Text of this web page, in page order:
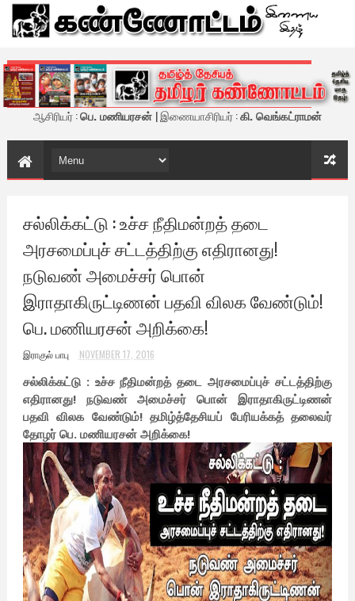
கண்ணோட்டம் - இணைய இதழ்
ஆசிரியர் :பெ. மணியரசன் | இணையாசிரியர் :கி. வெங்கட்ராமன்
சல்லிக்கட்டு : உச்ச நீதிமன்றத் தடை
அரசமைப்புச் சட்டத்திற்கு எதிரானது!
நடுவண் அமைச்சர் பொன்
இராதாகிருட்டிணன் பதவி விலக வேண்டும்!
பெ. மணியரசன் அறிக்கை!
இராகுல் பாபு NOVEMBER 17, 2016
சல்லிக்கட்டு : உச்ச நீதிமன்றத் தடை அரசமைப்புச் சட்டத்திற்கு
எதிரானது! நடுவண் அமைச்சர் பொன் இராதாகிருட்டிணன்
பதவி விலக வேண்டும்! தமிழ்த்தேசியப் பேரியக்கத் தலைவர்
தோழர் பெ. மணியரசன் அறிக்கை!